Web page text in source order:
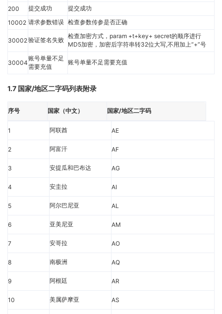
200 提交成功
提交成功
10002 请求参数错误 检查参数传参是否正确
30002验证签名失败
检查加密方式，param +t+key+ secret的顺序进行
MD5加密，加密后字符串转32位大写,不用加上“+”号
30004
账号单量不足
需要充值
账号单量不足需要充值
1.7 国家/地区二字码列表附录
序号 国家（中文） 国家/地区二字码
1 阿联酋 AE
2 阿富汗 AF
3 安提瓜和巴布达 AG
4 安圭拉 AI
5 阿尔巴尼亚 AL
6 亚美尼亚 AM
7 安哥拉 AO
8 南极洲 AQ
9 阿根廷 AR
10 美属萨摩亚 AS